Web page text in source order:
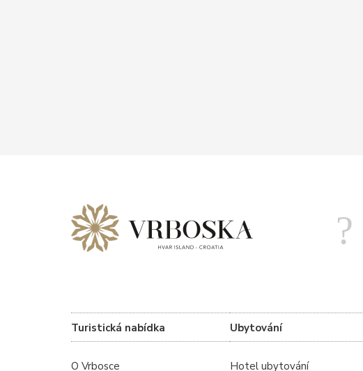
Turistická nabídka
O Vrbosce
Ubytování
Hotel ubytování